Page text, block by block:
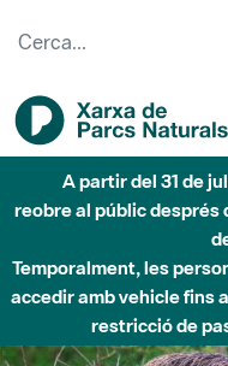
A partir del 31 de
reobre al públic
Temporalment, les
accedir amb vehicle fins
restricció de